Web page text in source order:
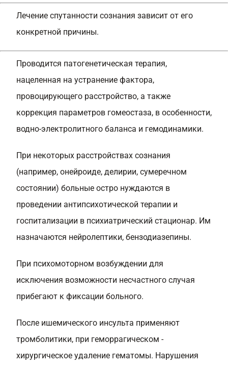
Лечение спутанности сознания зависит от его
конкретной причины.
Проводится патогенетическая терапия,
нацеленная на устранение фактора,
провоцирующего расстройство, а также
коррекция параметров гомеостаза, в особенности,
водно-электролитного баланса и гемодинамики.
При некоторых расстройствах сознания
(например, онейроиде, делирии, сумеречном
состоянии) больные остро нуждаются в
проведении антипсихотической терапии и
госпитализации в психиатрический стационар. Им
назначаются нейролептики, бензодиазепины.
При психомоторном возбуждении для
исключения возможности несчастного случая
прибегают к фиксации больного.
После ишемического инсульта применяют
тромболитики, при геморрагическом -
хирургическое удаление гематомы. Нарушения